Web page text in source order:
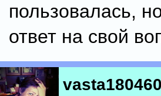
пользовалась,
ответ на свой
vasta180460